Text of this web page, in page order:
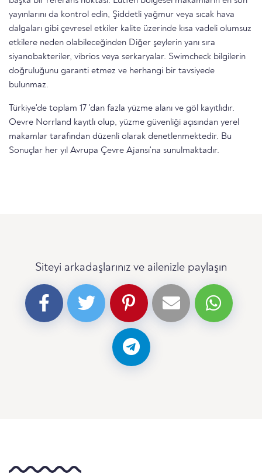
yayınlarını da kontrol edin, Şiddetli yağmur veya sıcak hava
dalgaları gibi çevresel etkiler kalite üzerinde kısa vadeli olumsuz
etkilere neden olabileceğinden Diğer şeylerin yanı sıra
siyanobakteriler, vibrios veya serkaryalar. Swimcheck bilgilerin
doğruluğunu garanti etmez ve herhangi bir tavsiyede
bulunmaz.
Türkiye'de toplam 17 'dan fazla yüzme alanı ve göl kayıtlıdır.
Oevre Norrland kayıtlı olup, yüzme güvenliği açısından yerel
makamlar tarafından düzenli olarak denetlenmektedir. Bu
Sonuçlar her yıl Avrupa Çevre Ajansı'na sunulmaktadır.
Siteyi arkadaşlarınız ve ailenizle paylaşın